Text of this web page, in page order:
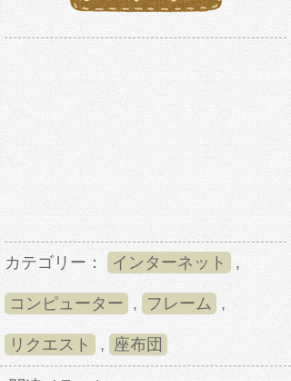
カテゴリー： インターネット ,
コンピューター , フレーム ,
リクエスト , 座布団